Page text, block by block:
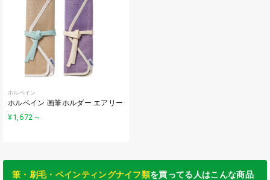
ホルベイン
ホルベイン 画筆ホルダー エアリー
¥1,672 ～
筆・刷毛・ペインティングナイフ類を買ってる人はこんな商品